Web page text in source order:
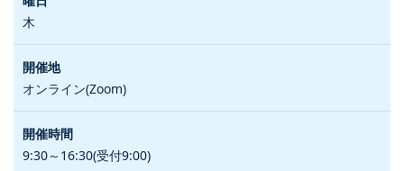
木
オンライン(Zoom)
9:30～16:30(受付9:00)